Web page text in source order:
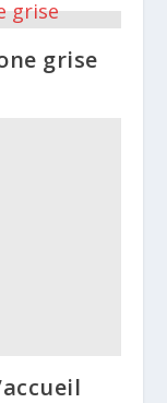
grise